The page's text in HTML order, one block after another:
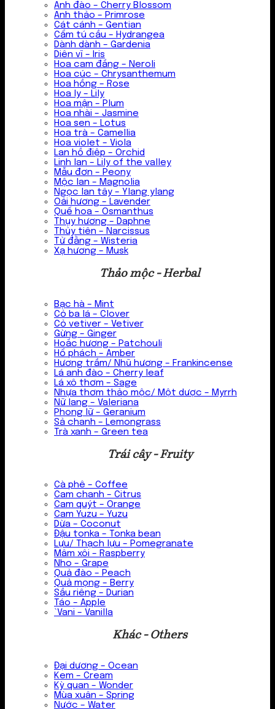
Anh đào – Cherry Blossom
Anh thảo – Primrose
Cát cánh – Gentian
Cẩm tú cầu – Hydrangea
Dành dành – Gardenia
Diên vĩ – Iris
Hoa cam đắng – Neroli
Hoa cúc – Chrysanthemum
Hoa hồng – Rose
Hoa ly – Lily
Hoa mận – Plum
Hoa nhài – Jasmine
Hoa sen – Lotus
Hoa trà – Camellia
Hoa violet – Viola
Lan hồ điệp – Orchid
Linh lan – Lily of the valley
Mẫu đơn – Peony
Mộc lan – Magnolia
Ngọc lan tây – Ylang ylang
Oải hương – Lavender
Quế hoa – Osmanthus
Thụy hương – Daphne
Thủy tiên – Narcissus
Tử đằng – Wisteria
Xạ hương – Musk
Thảo mộc - Herbal
Bạc hà – Mint
Cỏ ba lá – Clover
Cỏ vetiver – Vetiver
Gừng – Ginger
Hoắc hương – Patchouli
Hổ phách – Amber
Hương trầm/ Nhũ hương – Frankincense
Lá anh đào – Cherry leaf
Lá xô thơm – Sage
Nhựa thơm thảo mộc/ Một dược – Myrrh
Nữ lang – Valeriana
Phong lữ – Geranium
Sả chanh – Lemongrass
Trà xanh – Green tea
Trái cây - Fruity
Cà phê – Coffee
Cam chanh – Citrus
Cam quýt – Orange
Cam Yuzu – Yuzu
Dừa – Coconut
Đậu tonka – Tonka bean
Lựu/ Thạch lựu – Pomegranate
Mâm xôi – Raspberry
Nho – Grape
Quả đào – Peach
Quả mọng – Berry
Sầu riêng – Durian
Táo – Apple
`Vani – Vanilla
Khác - Others
Đại dương – Ocean
Kem – Cream
Kỳ quan – Wonder
Mùa xuân – Spring
Nước – Water